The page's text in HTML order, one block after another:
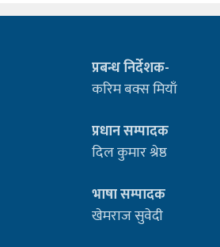
प्रबन्ध निर्देशक-
करिम बक्स मियाँ
प्रधान सम्पादक
दिल कुमार श्रेष्ठ
भाषा सम्पादक
खेमराज सुवेदी